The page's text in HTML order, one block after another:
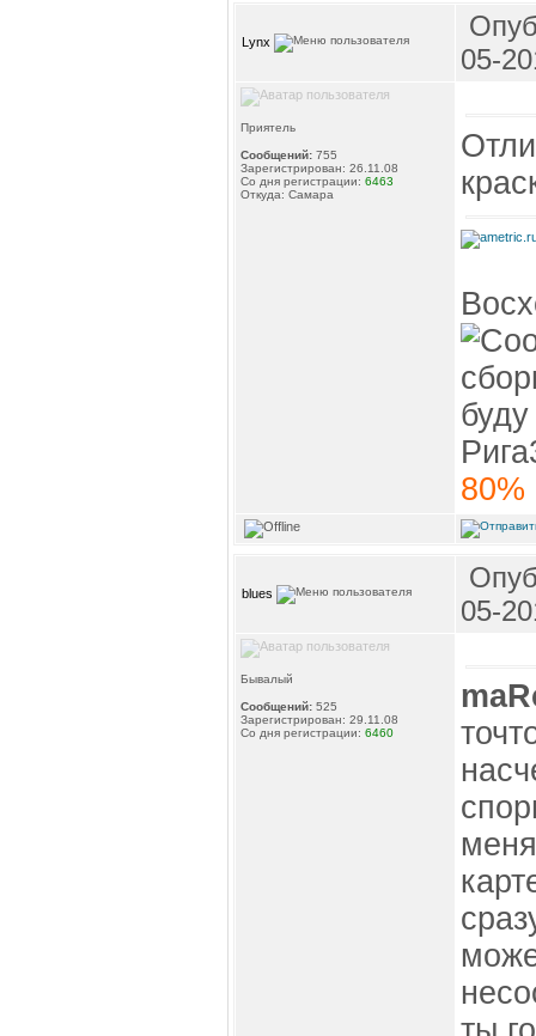
Lynx
05-
Приятель
Сообщений: 755
Зарегистрирован: 26.11.08
Со дня регистрации: 6463
Откуда: Самара
80%
blues
05-
Бывалый
Сообщений: 525
Зарегистрирован: 29.11.08
Со дня регистрации: 6460